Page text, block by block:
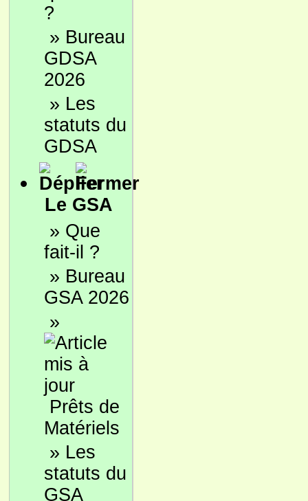
?
» Bureau
GDSA
2026
» Les
statuts du
GDSA
Le GSA
» Que
fait-il ?
» Bureau
GSA 2026
»
Prêts de
Matériels
» Les
statuts du
GSA